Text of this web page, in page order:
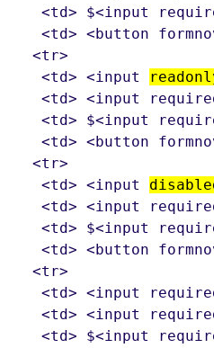
<td> $<input
<td> <button
  <tr>
   <td> <input
<td> <input
<td> $<input
<td> <button
  <tr>
   <td> <input
<td> <input
<td> $<input
<td> <button
  <tr>
<td> <input
<td> <input
<td> $<input